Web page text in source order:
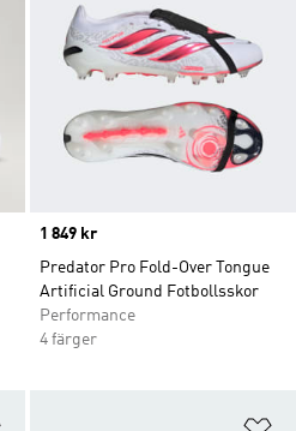
Price
1 849 kr
Predator Pro Fold-Over Tongue
Artificial Ground Fotbollsskor
Performance
4 färger